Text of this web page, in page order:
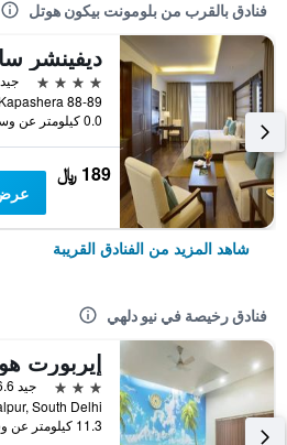
فنادق بالقرب من بلومونت بيكون هوتل
4 نجوم
جيد 6.8
0.0 كيلومتر عن وسط المدينة
189 ﷼
شاهد المزيد من الفنادق القريبة
فنادق رخيصة في نيو دلهي
3 نجوم
جيد 6.6
11.3 كيلومتر عن وسط المدينة